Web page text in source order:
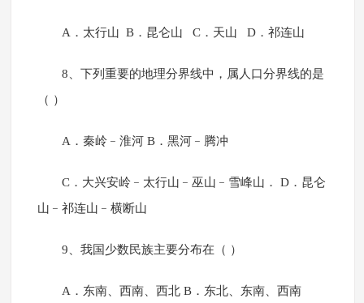
A．太行山 B．昆仑山 C．天山 D．祁连山
8、下列重要的地理分界线中，属人口分界线的是
（ ）
A．秦岭﹣淮河 B．黑河﹣腾冲
C．大兴安岭﹣太行山﹣巫山﹣雪峰山． D．昆仑
山﹣祁连山﹣横断山
9、我国少数民族主要分布在（ ）
A．东南、西南、西北 B．东北、东南、西南